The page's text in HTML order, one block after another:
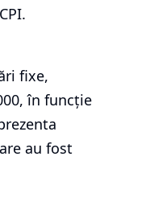
fixe,
în funcție
au fost